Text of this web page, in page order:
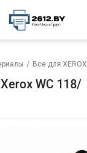
/ Все для XEROX
WC 118/